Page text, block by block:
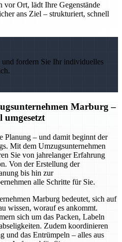
vor Ort, lädt Ihre Gegenstände
ans Ziel – strukturiert, schnell
und fordern Sie Ihr individuelles
Marburg –
umgesetzt
Planung – und damit beginnt der
Mit dem Umzugsunternehmen
Sie von jahrelanger Erfahrung
Von der Erstellung der
bis hin zur
alle Schritte für Sie.
Marburg bedeutet, sich auf
wissen, worauf es ankommt.
sich um das Packen, Labeln
Zudem koordinieren
und das Entrümpeln – alles aus